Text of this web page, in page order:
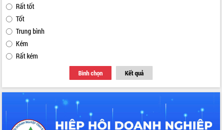
Rất tốt
Tốt
Trung bình
Kém
Rất kém
Bình chọn Kết quả